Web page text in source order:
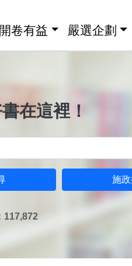
卷有益 嚴選企劃
在這裡！
施
117,872